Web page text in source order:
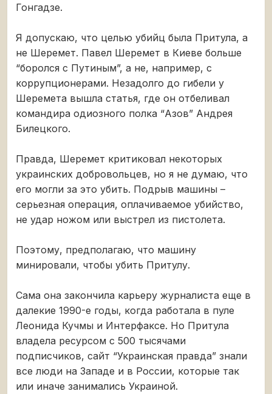
Гонгадзе.
Я допускаю, что целью убийц была Притула, а
не Шеремет. Павел Шеремет в Киеве больше
“боролся с Путиным”, а не, например, с
коррупционерами. Незадолго до гибели у
Шеремета вышла статья, где он отбеливал
командира одиозного полка “Азов” Андрея
Билецкого.
Правда, Шеремет критиковал некоторых
украинских добровольцев, но я не думаю, что
его могли за это убить. Подрыв машины –
серьезная операция, оплачиваемое убийство,
не удар ножом или выстрел из пистолета.
Поэтому, предполагаю, что машину
минировали, чтобы убить Притулу.
Сама она закончила карьеру журналиста еще в
далекие 1990-е годы, когда работала в пуле
Леонида Кучмы и Интерфаксе. Но Притула
владела ресурсом с 500 тысячами
подписчиков, сайт “Украинская правда” знали
все люди на Западе и в России, которые так
или иначе занимались Украиной.